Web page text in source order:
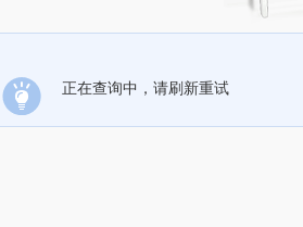
正在查询中，请刷新重试